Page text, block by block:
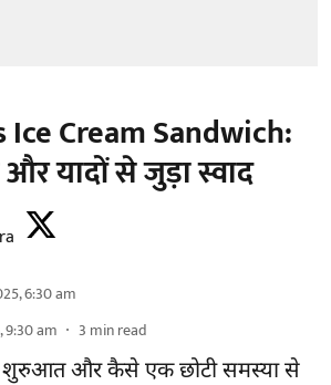
Ice Cream Sandwich:
यादों से जुड़ा स्वाद
6:30 am
9:30 am 3 min read
शुरुआत और कैसे एक छोटी समस्या से